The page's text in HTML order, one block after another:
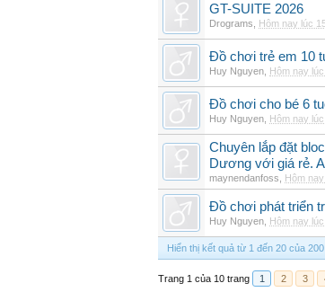
GT-SUITE 2026
Drograms Hôm nay lúc
Đồ chơi trẻ em 10
Huy Nguyen Hôm nay lúc
Đồ chơi cho bé 6
Huy Nguyen Hôm nay
Chuyên lắp đặt
Dương với giá rẻ.
maynendanfoss Hôm
Đồ chơi phát triển
Huy Nguyen Hôm nay
Hiển thị kết quả từ 1 đến 20 của 200
Trang 1 của 10 trang 1 2 3